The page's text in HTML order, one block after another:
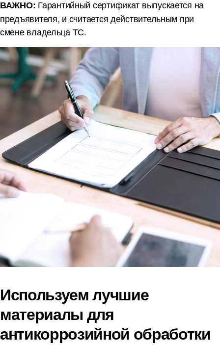
ВАЖНО: Гарантийный сертификат выпускается на
предъявителя, и считается действительным при
смене владельца ТС.
Используем лучшие
материалы для
антикоррозийной обработки